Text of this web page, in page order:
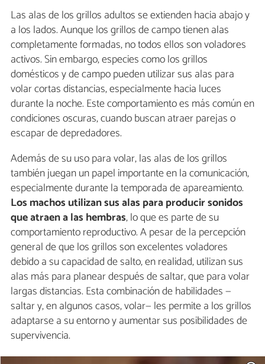
Las alas de los grillos adultos se extienden hacia abajo y
a los lados. Aunque los grillos de campo tienen alas
completamente formadas, no todos ellos son voladores
activos. Sin embargo, especies como los grillos
domésticos y de campo pueden utilizar sus alas para
volar cortas distancias, especialmente hacia luces
durante la noche. Este comportamiento es más común en
condiciones oscuras, cuando buscan atraer parejas o
escapar de depredadores.
Además de su uso para volar, las alas de los grillos
también juegan un papel importante en la comunicación,
especialmente durante la temporada de apareamiento.
Los machos utilizan sus alas para producir sonidos
que atraen a las hembras, lo que es parte de su
comportamiento reproductivo. A pesar de la percepción
general de que los grillos son excelentes voladores
debido a su capacidad de salto, en realidad, utilizan sus
alas más para planear después de saltar, que para volar
largas distancias. Esta combinación de habilidades —
saltar y, en algunos casos, volar— les permite a los grillos
adaptarse a su entorno y aumentar sus posibilidades de
supervivencia.